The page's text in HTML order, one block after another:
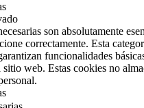
son absolutamente
correctamente. Esta
funcionalidades
sitio web. Estas cookies no